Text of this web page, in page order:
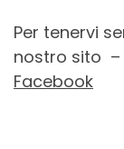
Per tenervi
nostro sito –
Facebook